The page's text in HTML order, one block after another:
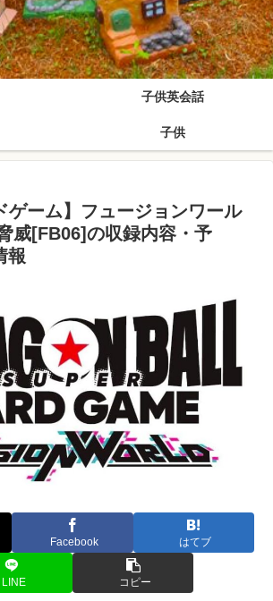
子供英会話
子供
ゲーム】フュージョンワール
威[FB06]の収録内容・予
報
Facebook はてブ
LINE コピー